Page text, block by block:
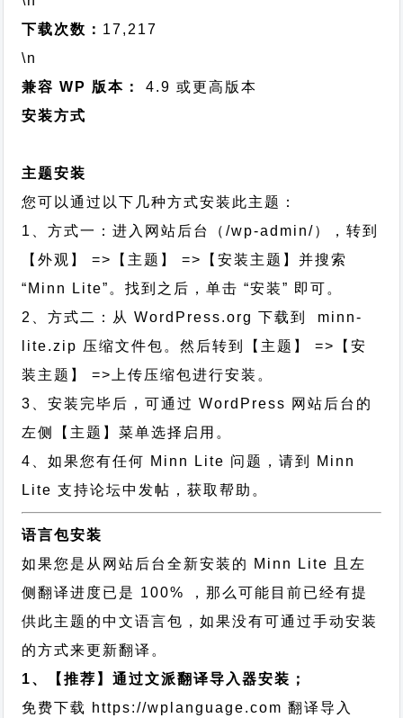
下载次数： 17,217
\n
兼容 WP 版本：
4.9 或更高版本
安装方式
主题安装
您可以通过以下几种方式安装此主题：
1、方式一：进入网站后台（/wp-admin/），转到
【外观】 =>【主题】 =>【安装主题】并搜索
“Minn Lite”。找到之后，单击 “安装” 即可。
2、方式二：从 WordPress.org 下载到 minn-
lite.zip 压缩文件包。然后转到【主题】 =>【安
装主题】 =>上传压缩包进行安装。
3、安装完毕后，可通过 WordPress 网站后台的
左侧【主题】菜单选择启用。
4、如果您有任何 Minn Lite 问题，请到 Minn
Lite 支持论坛中发帖，获取帮助。
语言包安装
如果您是从网站后台全新安装的 Minn Lite 且左
侧翻译进度已是 100% ，那么可能目前已经有提
供此主题的中文语言包，如果没有可通过手动安装
的方式来更新翻译。
1、【推荐】通过文派翻译导入器安装；
免费下载 https://wplanguage.com 翻译导入